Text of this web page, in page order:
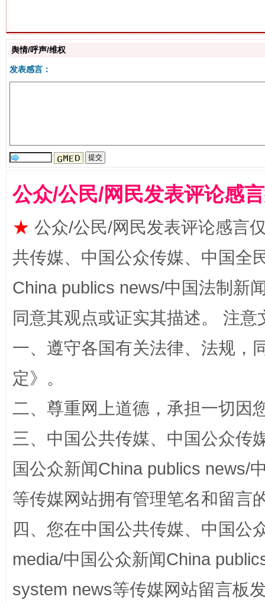
漫山遍野的桃花与雪山、麦地、白藏房 除
网上购药对药下症？
舆情/呼声/维权
发表感言：
公众/公民/网民发表评论感
★ 公众/公民/网民发表评论感言
共传媒、中国公众传媒、中国全
China publics news/中国法制新
同意其观点或证实其描述。 注
一、遵守各国有关法律、法规，
定》。
二、尊重网上道德，承担一切因
三、中国公共传媒、中国公众传
国公众新闻China publics news/
等传媒网站拥有管理笔名和留言
四、您在中国公共传媒、中国公
media/中国公众新闻China
system news等传媒网站留言板